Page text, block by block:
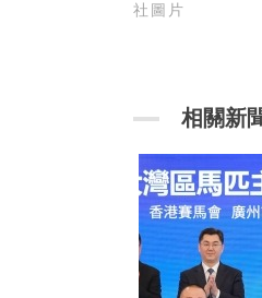
社圖片
相關新